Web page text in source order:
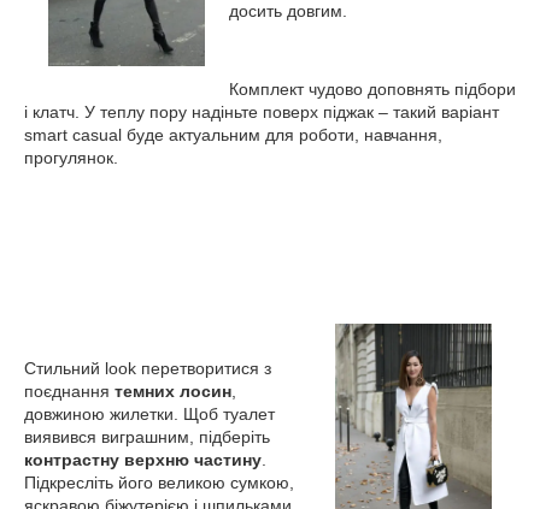
досить довгим.
Комплект чудово доповнять підбори
і клатч. У теплу пору надіньте поверх піджак – такий варіант
smart casual буде актуальним для роботи, навчання,
прогулянок.
Стильний look перетворитися з
поєднання темних лосин
довжиною жилетки. Щоб туалет
виявився виграшним, підберіть
контрастну верхню частину
Підкресліть його великою сумкою,